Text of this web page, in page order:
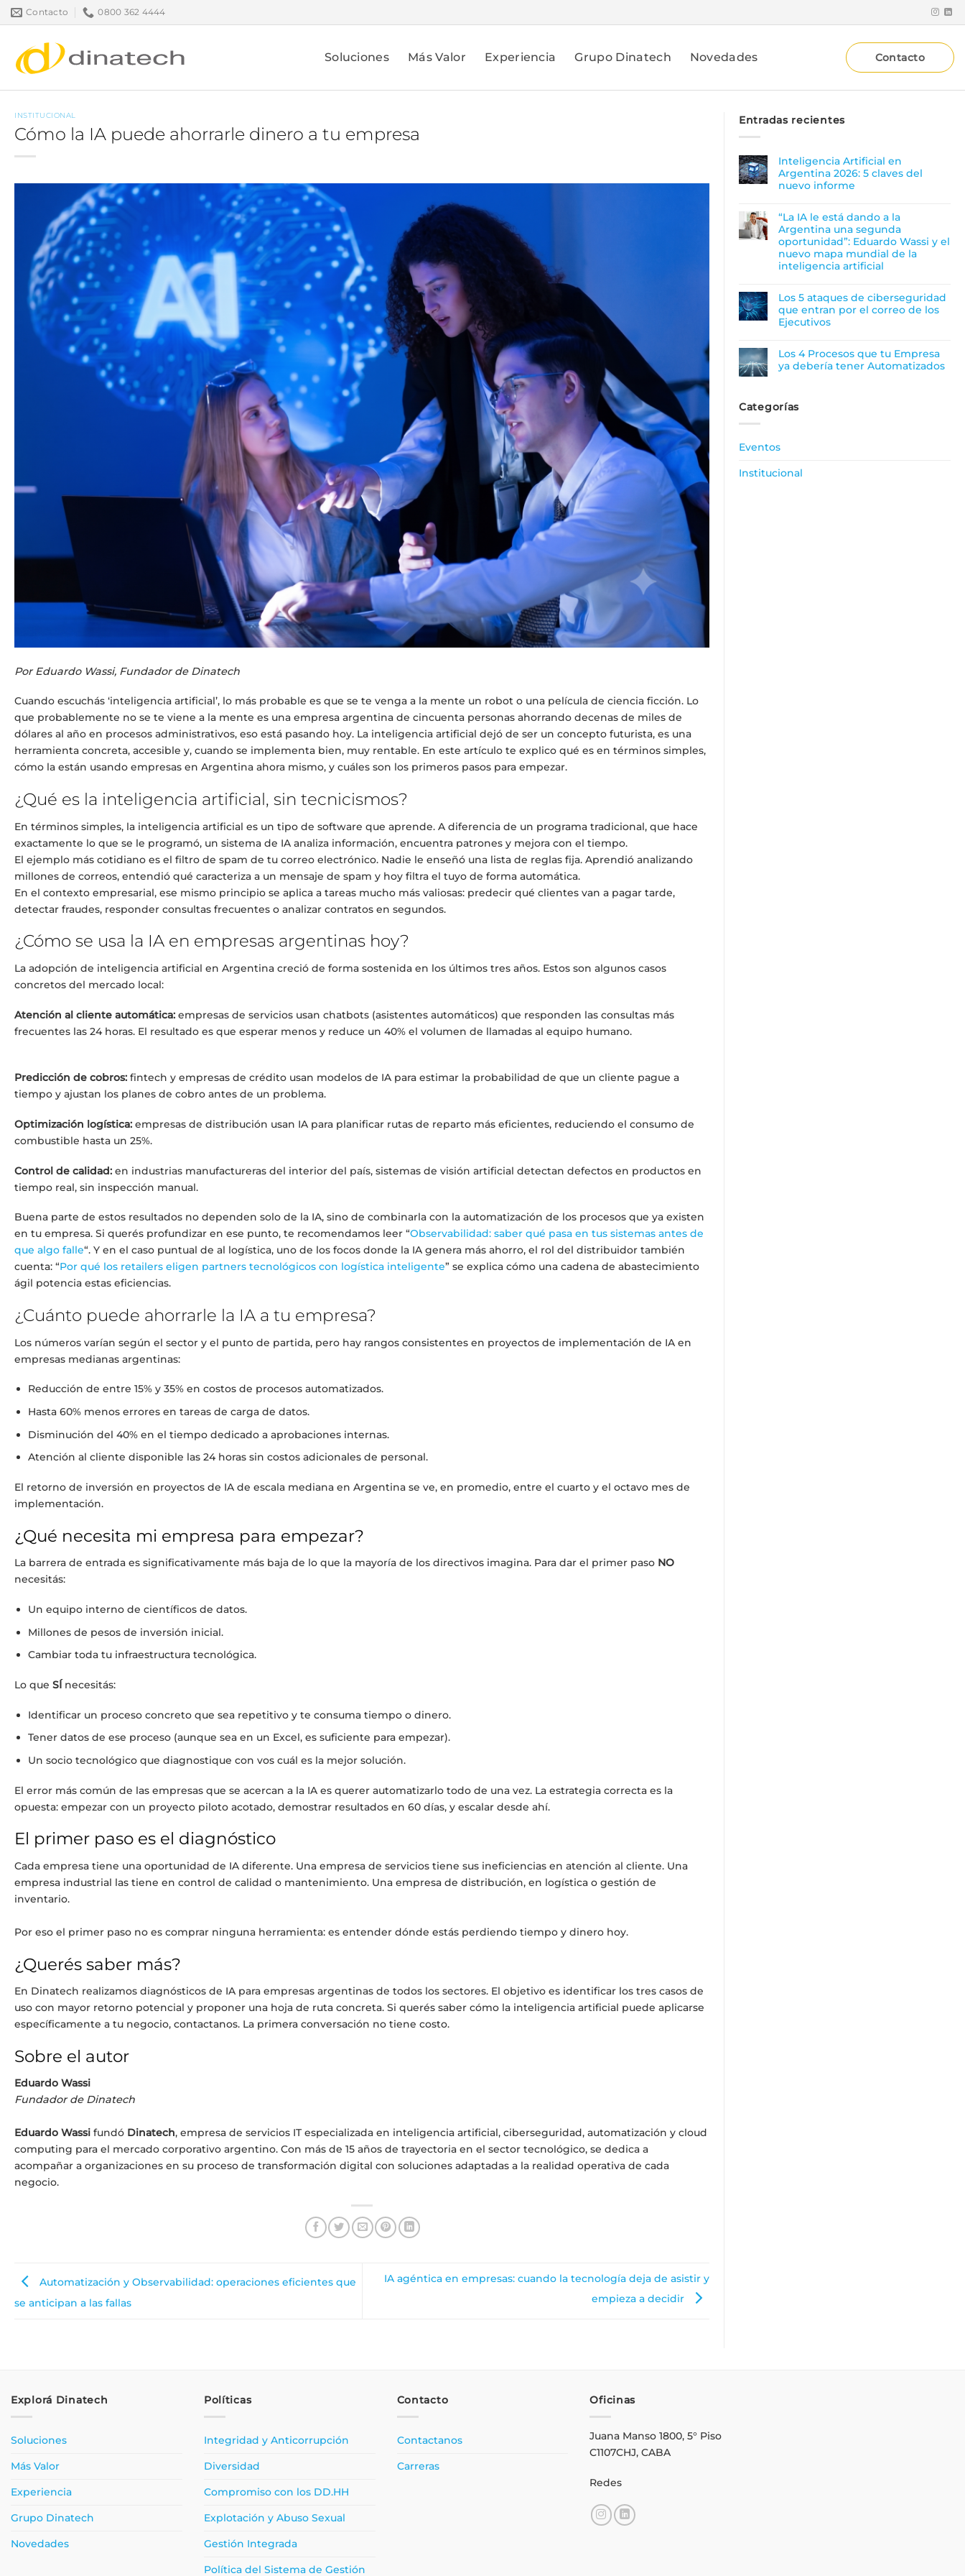
Saltar
al
contenido
Contacto 0800 362 4444
Soluciones Más Valor Experiencia Grupo Dinatech Novedades Contacto
INSTITUCIONAL
Cómo la IA puede ahorrarle dinero a tu empresa
Por Eduardo Wassi, Fundador de Dinatech
Cuando escuchás ‘inteligencia artificial’, lo más probable es que se te venga a la mente un robot o una película de ciencia ficción. Lo
que probablemente no se te viene a la mente es una empresa argentina de cincuenta personas ahorrando decenas de miles de
dólares al año en procesos administrativos, eso está pasando hoy. La inteligencia artificial dejó de ser un concepto futurista, es una
herramienta concreta, accesible y, cuando se implementa bien, muy rentable. En este artículo te explico qué es en términos simples,
cómo la están usando empresas en Argentina ahora mismo, y cuáles son los primeros pasos para empezar.
¿Qué es la inteligencia artificial, sin tecnicismos?
En términos simples, la inteligencia artificial es un tipo de software que aprende. A diferencia de un programa tradicional, que hace
exactamente lo que se le programó, un sistema de IA analiza información, encuentra patrones y mejora con el tiempo.
El ejemplo más cotidiano es el filtro de spam de tu correo electrónico. Nadie le enseñó una lista de reglas fija. Aprendió analizando
millones de correos, entendió qué caracteriza a un mensaje de spam y hoy filtra el tuyo de forma automática.
En el contexto empresarial, ese mismo principio se aplica a tareas mucho más valiosas: predecir qué clientes van a pagar tarde,
detectar fraudes, responder consultas frecuentes o analizar contratos en segundos.
¿Cómo se usa la IA en empresas argentinas hoy?
La adopción de inteligencia artificial en Argentina creció de forma sostenida en los últimos tres años. Estos son algunos casos
concretos del mercado local:
Atención al cliente automática: empresas de servicios usan chatbots (asistentes automáticos) que responden las consultas más
frecuentes las 24 horas. El resultado es que esperar menos y reduce un 40% el volumen de llamadas al equipo humano.
Predicción de cobros: fintech y empresas de crédito usan modelos de IA para estimar la probabilidad de que un cliente pague a
tiempo y ajustan los planes de cobro antes de un problema.
Optimización logística: empresas de distribución usan IA para planificar rutas de reparto más eficientes, reduciendo el consumo de
combustible hasta un 25%.
Control de calidad: en industrias manufactureras del interior del país, sistemas de visión artificial detectan defectos en productos en
tiempo real, sin inspección manual.
Buena parte de estos resultados no dependen solo de la IA, sino de combinarla con la automatización de los procesos que ya existen
en tu empresa. Si querés profundizar en ese punto, te recomendamos leer “Observabilidad: saber qué pasa en tus sistemas antes de
que algo falle“. Y en el caso puntual de al logística, uno de los focos donde la IA genera más ahorro, el rol del distribuidor también
cuenta: “Por qué los retailers eligen partners tecnológicos con logística inteligente” se explica cómo una cadena de abastecimiento
ágil potencia estas eficiencias.
¿Cuánto puede ahorrarle la IA a tu empresa?
Los números varían según el sector y el punto de partida, pero hay rangos consistentes en proyectos de implementación de IA en
empresas medianas argentinas:
Reducción de entre 15% y 35% en costos de procesos automatizados.
Hasta 60% menos errores en tareas de carga de datos.
Disminución del 40% en el tiempo dedicado a aprobaciones internas.
Atención al cliente disponible las 24 horas sin costos adicionales de personal.
El retorno de inversión en proyectos de IA de escala mediana en Argentina se ve, en promedio, entre el cuarto y el octavo mes de
implementación.
¿Qué necesita mi empresa para empezar?
La barrera de entrada es significativamente más baja de lo que la mayoría de los directivos imagina. Para dar el primer paso NO
necesitás:
Un equipo interno de científicos de datos.
Millones de pesos de inversión inicial.
Cambiar toda tu infraestructura tecnológica.
Lo que SÍ necesitás:
Identificar un proceso concreto que sea repetitivo y te consuma tiempo o dinero.
Tener datos de ese proceso (aunque sea en un Excel, es suficiente para empezar).
Un socio tecnológico que diagnostique con vos cuál es la mejor solución.
El error más común de las empresas que se acercan a la IA es querer automatizarlo todo de una vez. La estrategia correcta es la
opuesta: empezar con un proyecto piloto acotado, demostrar resultados en 60 días, y escalar desde ahí.
El primer paso es el diagnóstico
Cada empresa tiene una oportunidad de IA diferente. Una empresa de servicios tiene sus ineficiencias en atención al cliente. Una
empresa industrial las tiene en control de calidad o mantenimiento. Una empresa de distribución, en logística o gestión de
inventario.
Por eso el primer paso no es comprar ninguna herramienta: es entender dónde estás perdiendo tiempo y dinero hoy.
¿Querés saber más?
En Dinatech realizamos diagnósticos de IA para empresas argentinas de todos los sectores. El objetivo es identificar los tres casos de
uso con mayor retorno potencial y proponer una hoja de ruta concreta. Si querés saber cómo la inteligencia artificial puede aplicarse
específicamente a tu negocio, contactanos. La primera conversación no tiene costo.
Sobre el autor
Eduardo Wassi
Fundadorde Dinatech
Eduardo Wassi fundó Dinatech, empresa de servicios IT especializada en inteligencia artificial, ciberseguridad, automatización y cloud
computing para el mercado corporativo argentino. Con más de 15 años de trayectoria en el sector tecnológico, se dedica a
acompañar a organizaciones en su proceso de transformación digital con soluciones adaptadas a la realidad operativa de cada
negocio.
Automatización y Observabilidad: operaciones eficientes que
se anticipan a las fallas
IA agéntica en empresas: cuando la tecnología deja de asistir y
empieza a decidir
Entradas recientes
Inteligencia Artificial en
Argentina 2026: 5 claves del
nuevo informe
“La IA le está dando a la
Argentina una segunda
oportunidad”: Eduardo Wassi y el
nuevo mapa mundial de la
inteligencia artificial
Los 5 ataques de ciberseguridad
que entran por el correo de los
Ejecutivos
Los 4 Procesos que tu Empresa
ya debería tener Automatizados
Categorías
Eventos
Institucional
Explorá Dinatech
Soluciones
Más Valor
Experiencia
Grupo Dinatech
Novedades
Políticas
Integridad y Anticorrupción
Diversidad
Compromiso con los DD.HH
Explotación y Abuso Sexual
Gestión Integrada
Política del Sistema de Gestión
Contacto
Contactanos
Carreras
Oficinas
Juana Manso 1800, 5° Piso
C1107CHJ, CABA
Redes